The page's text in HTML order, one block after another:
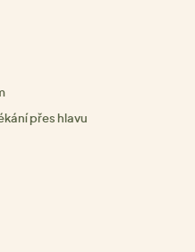
přes hlavu